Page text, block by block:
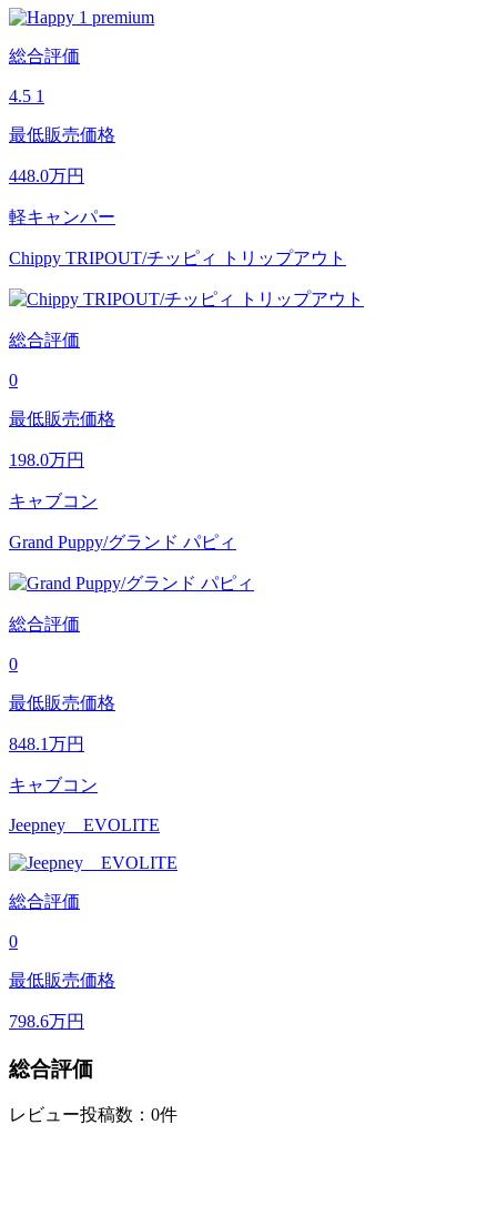
総合評価
4.5 1
最低販売価格
448.0万円
軽キャンパー
Chippy TRIPOUT/チッピィ トリップアウト
総合評価
0
最低販売価格
198.0万円
キャブコン
Grand Puppy/グランド パピィ
総合評価
0
最低販売価格
848.1万円
キャブコン
Jeepney EVOLITE
総合評価
0
最低販売価格
798.6万円
総合評価
レビュー投稿数：0件